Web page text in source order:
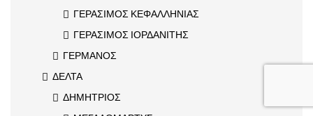
ΓΕΡΑΣΙΜΟΣ ΚΕΦΑΛΛΗΝΙΑΣ
ΓΕΡΑΣΙΜΟΣ ΙΟΡΔΑΝΙΤΗΣ
ΓΕΡΜΑΝΟΣ
ΔΕΛΤΑ
ΔΗΜΗΤΡΙΟΣ